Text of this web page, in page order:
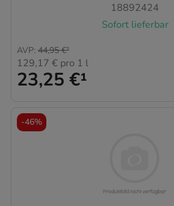
18892424
Sofort lieferbar
23,25 €¹
AVP: 44,95 €²
129,17 € pro 1 l
-46%